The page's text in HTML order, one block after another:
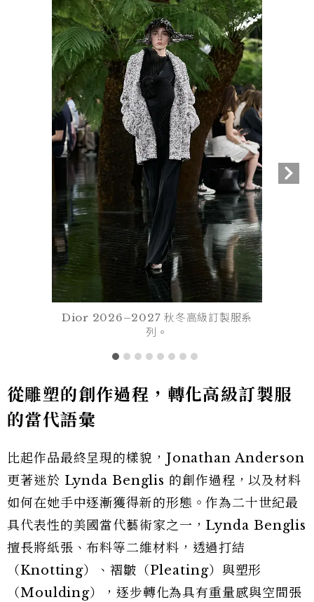
Dior 2026–2027 秋冬高級訂製服系
列。
從雕塑的創作過程，轉化高級訂製服
的當代語彙
比起作品最終呈現的樣貌，Jonathan Anderson
更著迷於 Lynda Benglis 的創作過程，以及材料
如何在她手中逐漸獲得新的形態。作為二十世紀最
具代表性的美國當代藝術家之一，Lynda Benglis
擅長將紙張、布料等二維材料，透過打結
（Knotting）、褶皺（Pleating）與塑形
（Moulding），逐步轉化為具有重量感與空間張